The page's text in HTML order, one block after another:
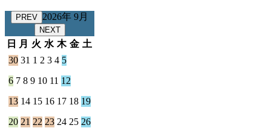
PREV 2026年 9月
NEXT
日 月 火 水 木 金 土
30 31 1 2 3 4 5
6 7 8 9 10 11 12
13 14 15 16 17 18 19
20 21 22 23 24 25 26